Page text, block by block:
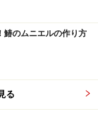
鰆のムニエルの作り方
る